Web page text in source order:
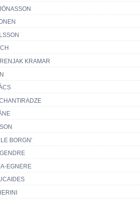
KRAMAR
BORGN'
EGNERE